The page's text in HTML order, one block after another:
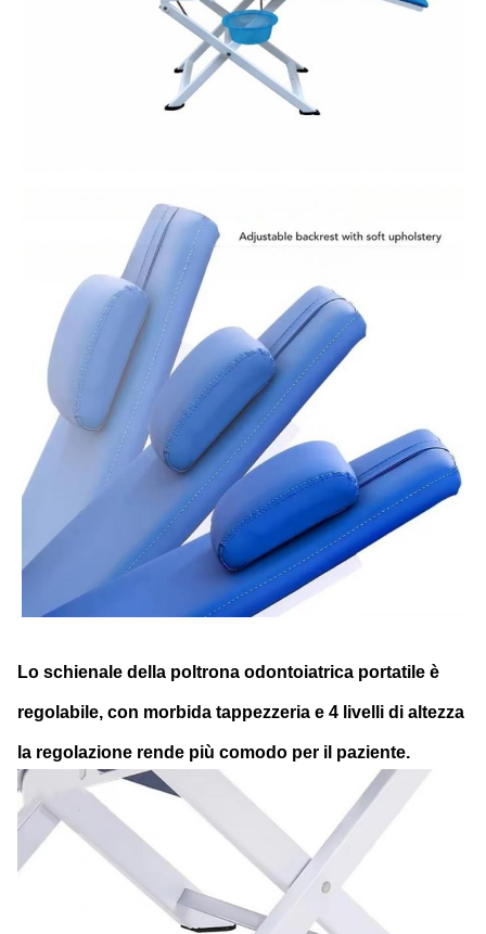
Lo schienale della poltrona odontoiatrica portatile è
regolabile, con morbida tappezzeria e 4 livelli di altezza
la regolazione rende più comodo per il paziente.